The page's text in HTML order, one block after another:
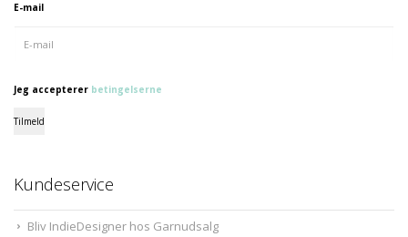
E-mail
Jeg accepterer betingelserne
Tilmeld
Kundeservice
Bliv IndieDesigner hos Garnudsalg